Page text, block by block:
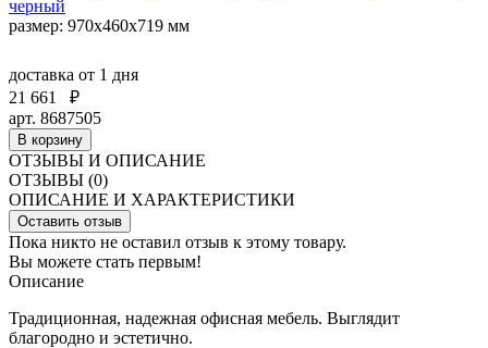
черный
размер: 970х460х719 мм
доставка от 1 дня
21 661
₽
арт. 8687505
В корзину
ОТЗЫВЫ И ОПИСАНИЕ
ОТЗЫВЫ (0)
ОПИСАНИЕ И ХАРАКТЕРИСТИКИ
Оставить отзыв
Пока никто не оставил отзыв к этому товару.
Вы можете стать первым!
Описание
Традиционная, надежная офисная мебель. Выглядит
благородно и эстетично.